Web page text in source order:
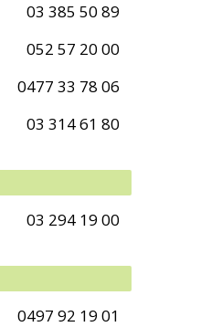
03 385 50 89
052 57 20 00
0477 33 78 06
03 314 61 80
03 294 19 00
0497 92 19 01